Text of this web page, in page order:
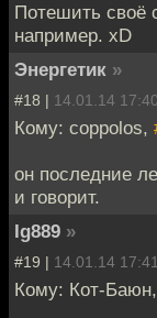
Потешить своё
например. xD
Энергетик »
#18 | 14.01.14 17:40
Кому: coppolos,
он последние
и говорит.
Ig889 »
#19 | 14.01.14 17:41
Кому: Кот-Баюн,